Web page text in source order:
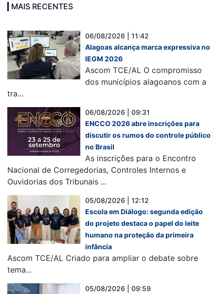
MAIS RECENTES
06/08/2026 | 11:42
Alagoas alcança marca expressiva no
IEGM 2026
Ascom TCE/AL O compromisso
dos municípios alagoanos com a
tra...
06/08/2026 | 09:31
ENCCO 2026 abre inscrições para
discutir os rumos do controle público
no Brasil
As inscrições para o Encontro
Nacional de Corregedorias, Controles Internos e
Ouvidorias dos Tribunais ...
05/08/2026 | 12:12
Escola em Diálogo: segunda edição
do projeto destaca o papel do leite
humano na proteção da primeira
infância
Ascom TCE/AL Criado para ampliar o debate sobre
tema...
05/08/2026 | 09:59